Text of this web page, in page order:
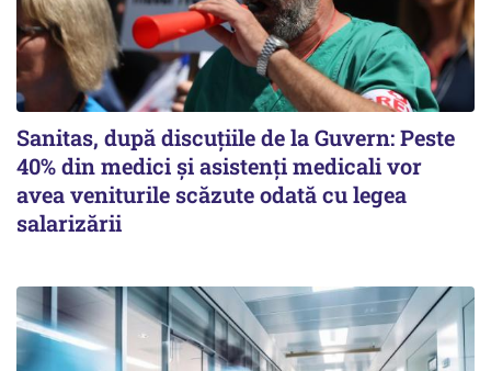
Sanitas, după discuțiile de la Guvern: Peste
40% din medici și asistenți medicali vor
avea veniturile scăzute odată cu legea
salarizării